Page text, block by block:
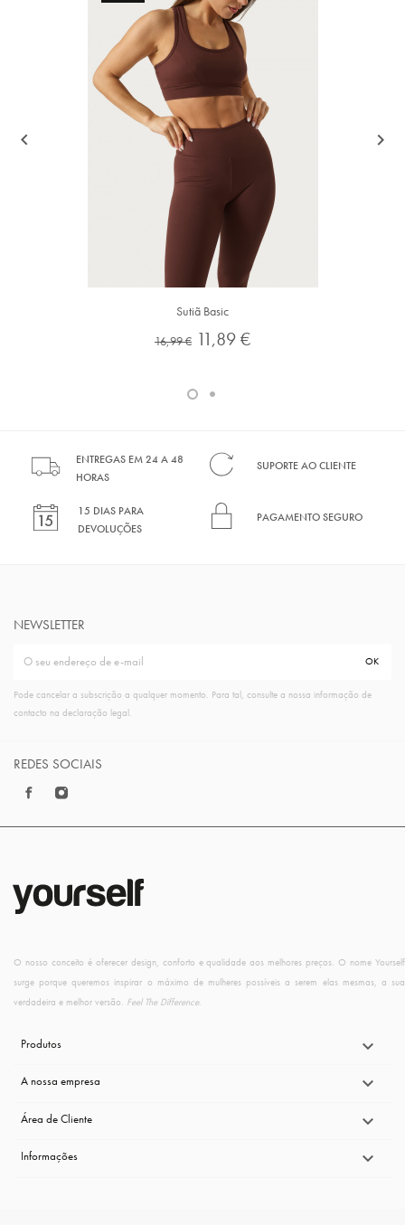
Sutiã Basic
Preço
16,99 € Preço
11,89 €
 
ENTREGAS EM 24 A 48
HORAS
SUPORTE AO CLIENTE
15 DIAS PARA
DEVOLUÇÕES
PAGAMENTO SEGURO
NEWSLETTER
Pode cancelar a subscrição a qualquer momento. Para tal, consulte a nossa informação de
contacto na declaração legal.
REDES SOCIAIS
O nosso conceito é oferecer design, conforto e qualidade aos melhores preços. O nome Yourself
surge porque queremos inspirar o máximo de mulheres possíveis a serem elas mesmas, a sua
verdadeira e melhor versão. Feel The Difference.
Produtos 
A nossa empresa 
Área de Cliente 
Informações 